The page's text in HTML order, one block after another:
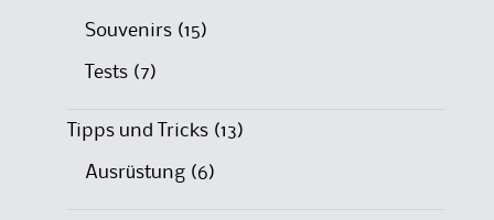
Souvenirs(15)
Tests(7)
Tipps und Tricks(13)
Ausrüstung(6)